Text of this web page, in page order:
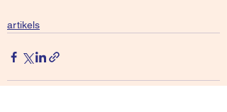
artikels